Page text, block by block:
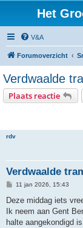
Het
V&A
Forumoverzicht
Verdwaalde
Plaats reactie
rdv
Verdwaalde
B
r
c
h
11 jan 2026, 15:43
Deze middag iets
Ik neem aan Gent
halte aangekondigd